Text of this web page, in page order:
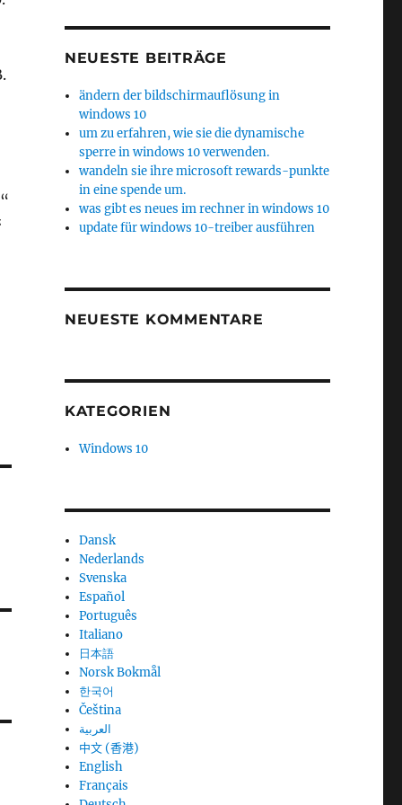
NEUESTE BEITRÄGE
ändern der bildschirmauflösung in
windows 10
um zu erfahren, wie sie die dynamische
sperre in windows 10 verwenden.
wandeln sie ihre microsoft rewards-punkte
in eine spende um.
was gibt es neues im rechner in windows 10
update für windows 10-treiber ausführen
NEUESTE KOMMENTARE
KATEGORIEN
Windows 10
Dansk
Nederlands
Svenska
Español
Português
Italiano
日本語
Norsk Bokmål
한국어
Čeština
العربية
中文 (香港)
English
Français